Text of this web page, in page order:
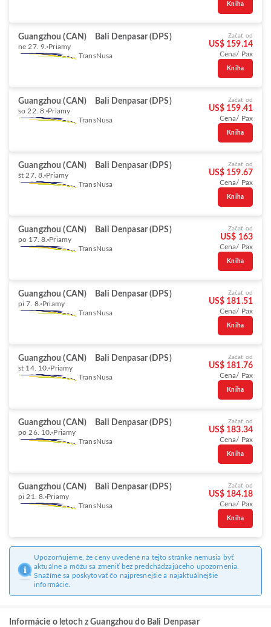
Kniha
Guangzhou (CAN) Bali Denpasar (DPS)
ne 27. 9. Priamy
TransNusa
Začať od
US$ 159.14
Cena/ Pax
Kniha
Guangzhou (CAN) Bali Denpasar (DPS)
so 22. 8. Priamy
TransNusa
Začať od
US$ 159.41
Cena/ Pax
Kniha
Guangzhou (CAN) Bali Denpasar (DPS)
št 27. 8. Priamy
TransNusa
Začať od
US$ 159.67
Cena/ Pax
Kniha
Guangzhou (CAN) Bali Denpasar (DPS)
po 17. 8. Priamy
TransNusa
Začať od
US$ 163
Cena/ Pax
Kniha
Guangzhou (CAN) Bali Denpasar (DPS)
pi 7. 8. Priamy
TransNusa
Začať od
US$ 181.51
Cena/ Pax
Kniha
Guangzhou (CAN) Bali Denpasar (DPS)
st 14. 10. Priamy
TransNusa
Začať od
US$ 181.76
Cena/ Pax
Kniha
Guangzhou (CAN) Bali Denpasar (DPS)
po 26. 10. Priamy
TransNusa
Začať od
US$ 183.34
Cena/ Pax
Kniha
Guangzhou (CAN) Bali Denpasar (DPS)
pi 21. 8. Priamy
TransNusa
Začať od
US$ 184.18
Cena/ Pax
Kniha
Upozorňujeme, že ceny uvedené na tejto stránke nemusia byť
aktuálne a môžu sa zmeniť bez predchádzajúceho upozornenia.
Snažíme sa poskytovať čo najpresnejšie a najaktuálnejšie
informácie.
Informácie o letoch z Guangzhou do Bali Denpasar